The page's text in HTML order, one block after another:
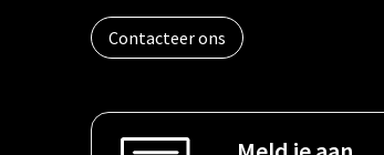
Contacteer ons